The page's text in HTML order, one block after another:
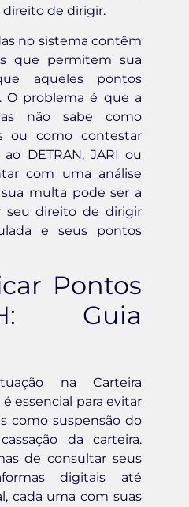
direito de dirigir.
no sistema contêm
que permitem sua
aqueles pontos
O problema é que a
não sabe como
ou como contestar
DETRAN, JARI ou
com uma análise
multa pode ser a
seu direito de dirigir
e seus pontos
Pontos
Guia
na Carteira
essencial para evitar
como suspensão do
da carteira.
de consultar seus
digitais até
cada uma com suas